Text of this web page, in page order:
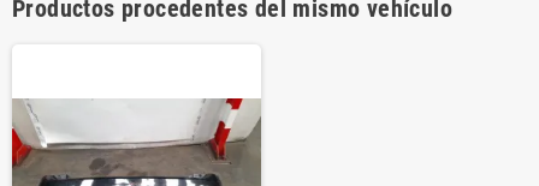
Productos procedentes del mismo vehículo